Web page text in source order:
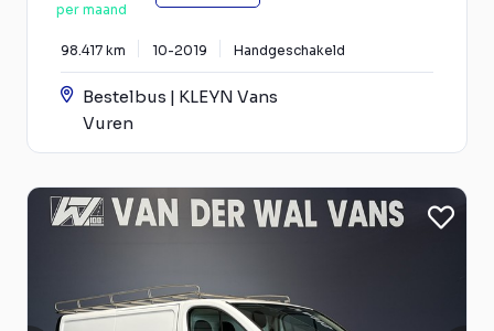
per maand
98.417 km 10-2019 Handgeschakeld
Bestelbus | KLEYN Vans
Vuren